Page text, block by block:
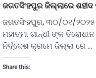
ଜଗତସିଂହପୁର ଜିଲ୍ଲାରେ
ଜଗତସିଂହପୁର, ୩୦/୦୧/
ମହାତ୍ମା ଗାନ୍ଧୀ ଙ୍କ
ନିର୍ଦ୍ଦେଶ କ୍ରମେ ଜିଲ୍ଲା ରେ …
Share this: